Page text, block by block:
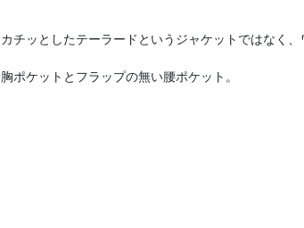
カチッとしたテーラードというジャケットではなく
胸ポケットとフラップの無い腰ポケット。